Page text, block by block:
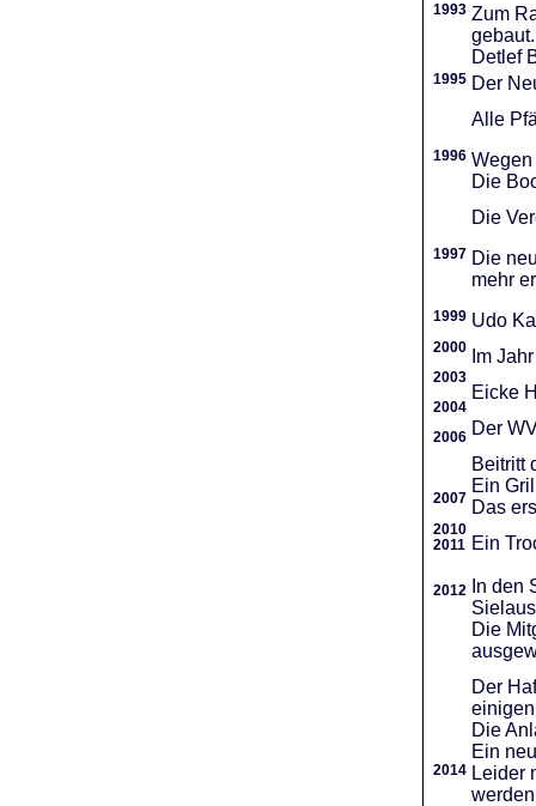
1993 Zum
gebaut.
Detlef
1995 Der
Alle
1996
Die
Die
1997 Die
mehr
1999
2000
2003
2004
2006
2007
2010
2011
2012
2014
Udo
Im
Eicke
Der
Beitritt
Ein
Das
Ein
In den
Die
Der
Die
Ein
Leider